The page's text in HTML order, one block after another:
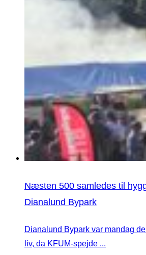
Næsten 500 samledes til
Dianalund Bypark
Dianalund Bypark var mandag
liv, da KFUM-spejde ...